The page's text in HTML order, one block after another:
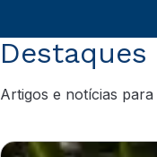
Destaques
Artigos e notícias